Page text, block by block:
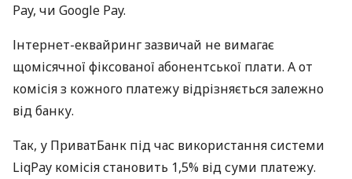
Pay, чи Google Pay.
Інтернет-еквайринг зазвичай не вимагає
щомісячної фіксованої абонентської плати. А от
комісія з кожного платежу відрізняється залежно
від банку.
Так, у ПриватБанк під час використання системи
LiqPay комісія становить 1,5% від суми платежу.